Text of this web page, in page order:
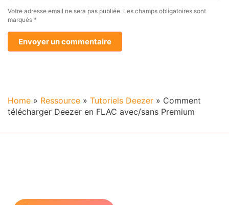
Votre adresse email ne sera pas publiée. Les champs obligatoires sont
marqués *
Home » Ressource » Tutoriels Deezer » Comment
télécharger Deezer en FLAC avec/sans Premium